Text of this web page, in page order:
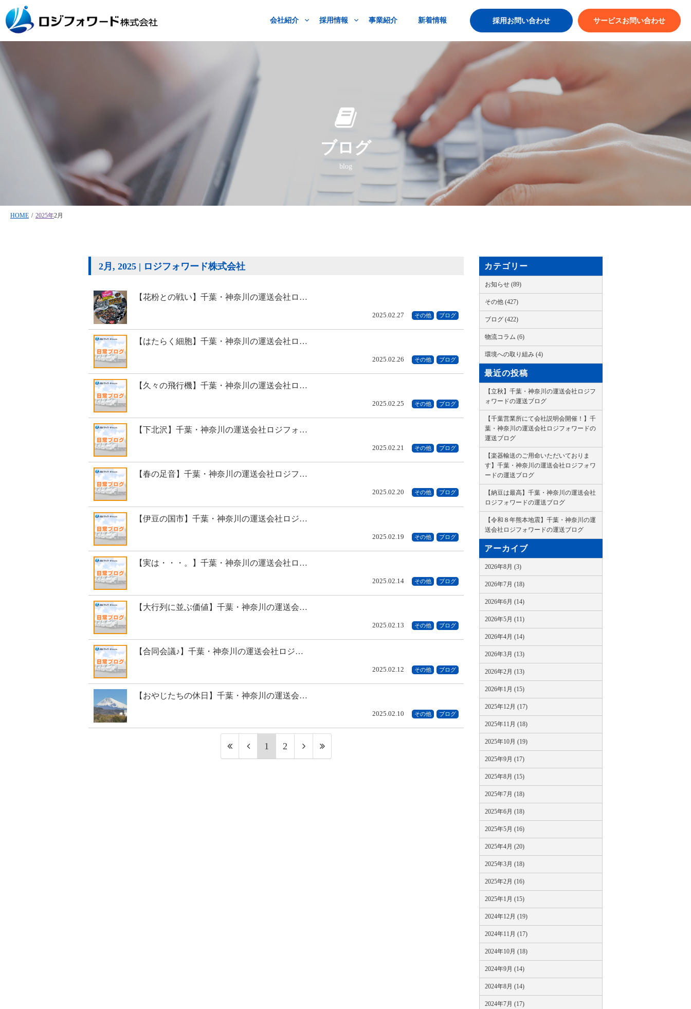
会社紹介 採用情報 事業紹介 新着情報 採用お問い合わせ サービスお問い合わせ
ブログ
blog
HOME / 2025年2月
2月, 2025 | ロジフォワード株式会社
【花粉との戦い】千葉・神奈川の運送会社ロ…
2025.02.27 その他 ブログ
【はたらく細胞】千葉・神奈川の運送会社ロ…
2025.02.26 その他 ブログ
【久々の飛行機】千葉・神奈川の運送会社ロ…
2025.02.25 その他 ブログ
【下北沢】千葉・神奈川の運送会社ロジフォ…
2025.02.21 その他 ブログ
【春の足音】千葉・神奈川の運送会社ロジフ…
2025.02.20 その他 ブログ
【伊豆の国市】千葉・神奈川の運送会社ロジ…
2025.02.19 その他 ブログ
【実は・・・。】千葉・神奈川の運送会社ロ…
2025.02.14 その他 ブログ
【大行列に並ぶ価値】千葉・神奈川の運送会…
2025.02.13 その他 ブログ
【合同会議♪】千葉・神奈川の運送会社ロジ…
2025.02.12 その他 ブログ
【おやじたちの休日】千葉・神奈川の運送会…
2025.02.10 その他 ブログ
1 2
カテゴリー
お知らせ (89)
その他 (427)
ブログ (422)
物流コラム (6)
環境への取り組み (4)
最近の投稿
【立秋】千葉・神奈川の運送会社ロジフ
ォワードの運送ブログ
【千葉営業所にて会社説明会開催！】千
葉・神奈川の運送会社ロジフォワードの
運送ブログ
【楽器輸送のご用命いただいておりま
す】千葉・神奈川の運送会社ロジフォワ
ードの運送ブログ
【納豆は最高】千葉・神奈川の運送会社
ロジフォワードの運送ブログ
【令和８年熊本地震】千葉・神奈川の運
送会社ロジフォワードの運送ブログ
アーカイブ
2026年8月 (3)
2026年7月 (18)
2026年6月 (14)
2026年5月 (11)
2026年4月 (14)
2026年3月 (13)
2026年2月 (13)
2026年1月 (15)
2025年12月 (17)
2025年11月 (18)
2025年10月 (19)
2025年9月 (17)
2025年8月 (15)
2025年7月 (18)
2025年6月 (18)
2025年5月 (16)
2025年4月 (20)
2025年3月 (18)
2025年2月 (16)
2025年1月 (15)
2024年12月 (19)
2024年11月 (17)
2024年10月 (18)
2024年9月 (14)
2024年8月 (14)
2024年7月 (17)